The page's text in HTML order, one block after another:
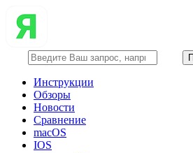
Инструкции
Обзоры
Новости
Сравнение
macOS
IOS